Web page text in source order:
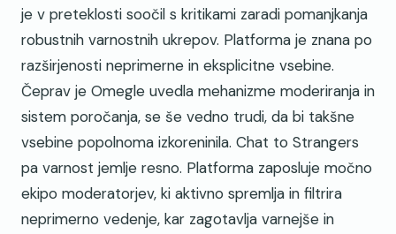
je v preteklosti soočil s kritikami zaradi pomanjkanja
robustnih varnostnih ukrepov. Platforma je znana po
razširjenosti neprimerne in eksplicitne vsebine.
Čeprav je Omegle uvedla mehanizme moderiranja in
sistem poročanja, se še vedno trudi, da bi takšne
vsebine popolnoma izkoreninila. Chat to Strangers
pa varnost jemlje resno. Platforma zaposluje močno
ekipo moderatorjev, ki aktivno spremlja in filtrira
neprimerno vedenje, kar zagotavlja varnejše in